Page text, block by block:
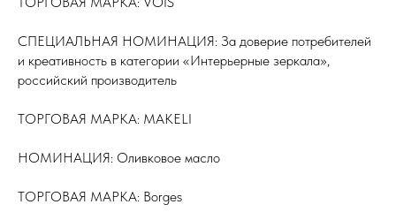
СПЕЦИАЛЬНАЯ НОМИНАЦИЯ: За доверие потребителей
и креативность в категории «Интерьерные зеркала»,
российский производитель
ТОРГОВАЯ МАРКА: MAKELI
НОМИНАЦИЯ: Оливковое масло
ТОРГОВАЯ МАРКА: Borges